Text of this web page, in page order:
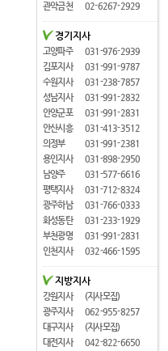
관악금천
02-6267-2929
경기지사
고양파주
031-976-2939
김포지사
031-991-9787
수원지사
031-238-7857
성남지사
031-991-2832
안양군포
031-991-2831
안산시흥
031-413-3512
의정부
031-991-2381
용인지사
031-898-2950
남양주
031-577-6616
평택지사
031-712-8324
광주하남
031-766-0333
화성동탄
031-233-1929
부천광명
031-991-2831
인천지사
032-466-1595
지방지사
강원지사
(지사모집)
광주지사
062-955-8257
대구지사
(지사모집)
대전지사
042-822-6650